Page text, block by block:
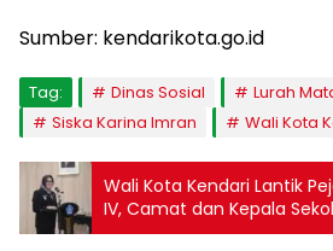
Sumber: kendarikota.go.id
Tag: Dinas Sosial
Lurah
Siska Karina Imran
Wali Kota
Wali Kota Kendari Lantik
IV, Camat dan Kepala